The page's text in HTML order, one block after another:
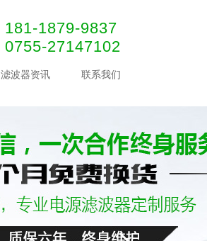
181-1879-9837
0755-27147102
滤波器资讯 联系我们